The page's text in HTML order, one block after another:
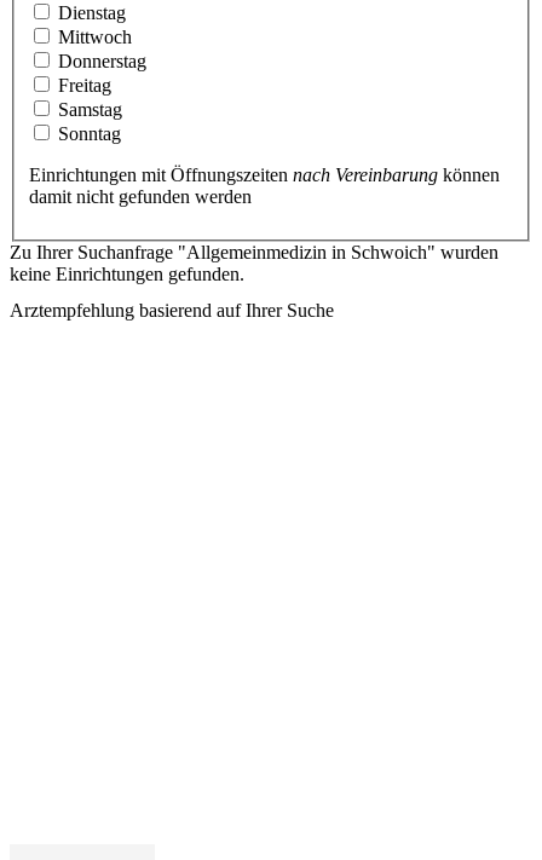
Dienstag
Mittwoch
Donnerstag
Freitag
Samstag
Sonntag
Einrichtungen mit Öffnungszeiten nach Vereinbarung können
damit nicht gefunden werden
Zu Ihrer Suchanfrage "Allgemeinmedizin in Schwoich" wurden
keine Einrichtungen gefunden.
Arztempfehlung basierend auf Ihrer Suche